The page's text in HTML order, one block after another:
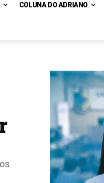
COLUNA DO ADRIANO